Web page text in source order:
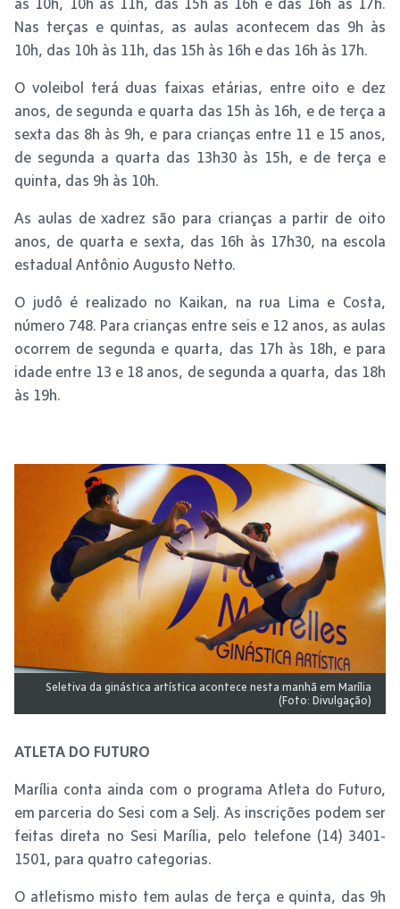
Nas terças e quintas, as aulas acontecem das 9h às
10h, das 10h às 11h, das 15h às 16h e das 16h às 17h.
O voleibol terá duas faixas etárias, entre oito e dez
anos, de segunda e quarta das 15h às 16h, e de terça a
sexta das 8h às 9h, e para crianças entre 11 e 15 anos,
de segunda a quarta das 13h30 às 15h, e de terça e
quinta, das 9h às 10h.
As aulas de xadrez são para crianças a partir de oito
anos, de quarta e sexta, das 16h às 17h30, na escola
estadual Antônio Augusto Netto.
O judô é realizado no Kaikan, na rua Lima e Costa,
número 748. Para crianças entre seis e 12 anos, as aulas
ocorrem de segunda e quarta, das 17h às 18h, e para
idade entre 13 e 18 anos, de segunda a quarta, das 18h
às 19h.
Seletiva da ginástica artística acontece nesta manhã em Marília
(Foto: Divulgação)
ATLETA DO FUTURO
Marília conta ainda com o programa Atleta do Futuro,
em parceria do Sesi com a Selj. As inscrições podem ser
feitas direta no Sesi Marília, pelo telefone (14) 3401-
1501, para quatro categorias.
O atletismo misto tem aulas de terça e quinta, das 9h